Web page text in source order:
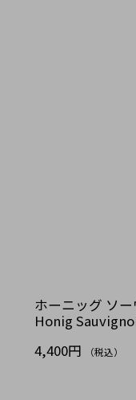
ホーニッグ ソ
Honig
4,400円
（税込）